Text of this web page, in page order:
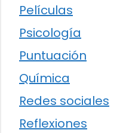
Películas
Psicología
Puntuación
Química
Redes sociales
Reflexiones